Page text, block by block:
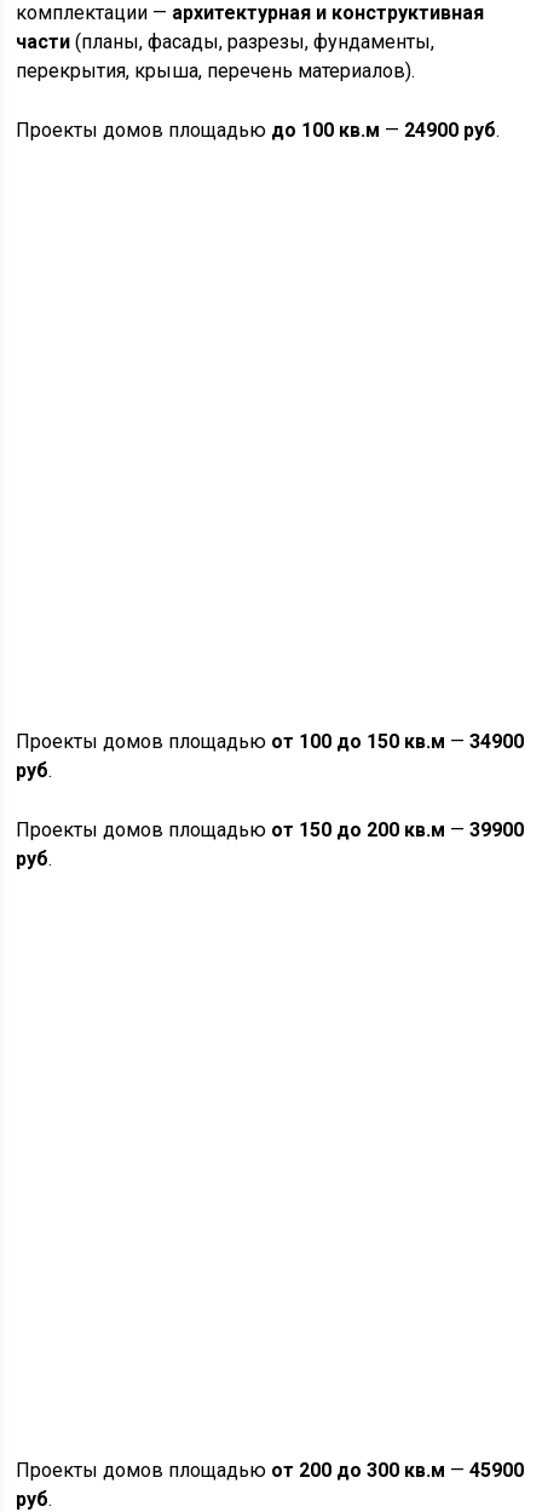
комплектации — архитектурная и конструктивная
части (планы, фасады, разрезы, фундаменты,
перекрытия, крыша, перечень материалов).
Проекты домов площадью до 100 кв.м — 24900 руб.
Проекты домов площадью от 100 до 150 кв.м —34900
руб.
Проекты домов площадью от 150 до 200 кв.м —39900
руб.
Проекты домов площадью от 200 до 300 кв.м —45900
руб.